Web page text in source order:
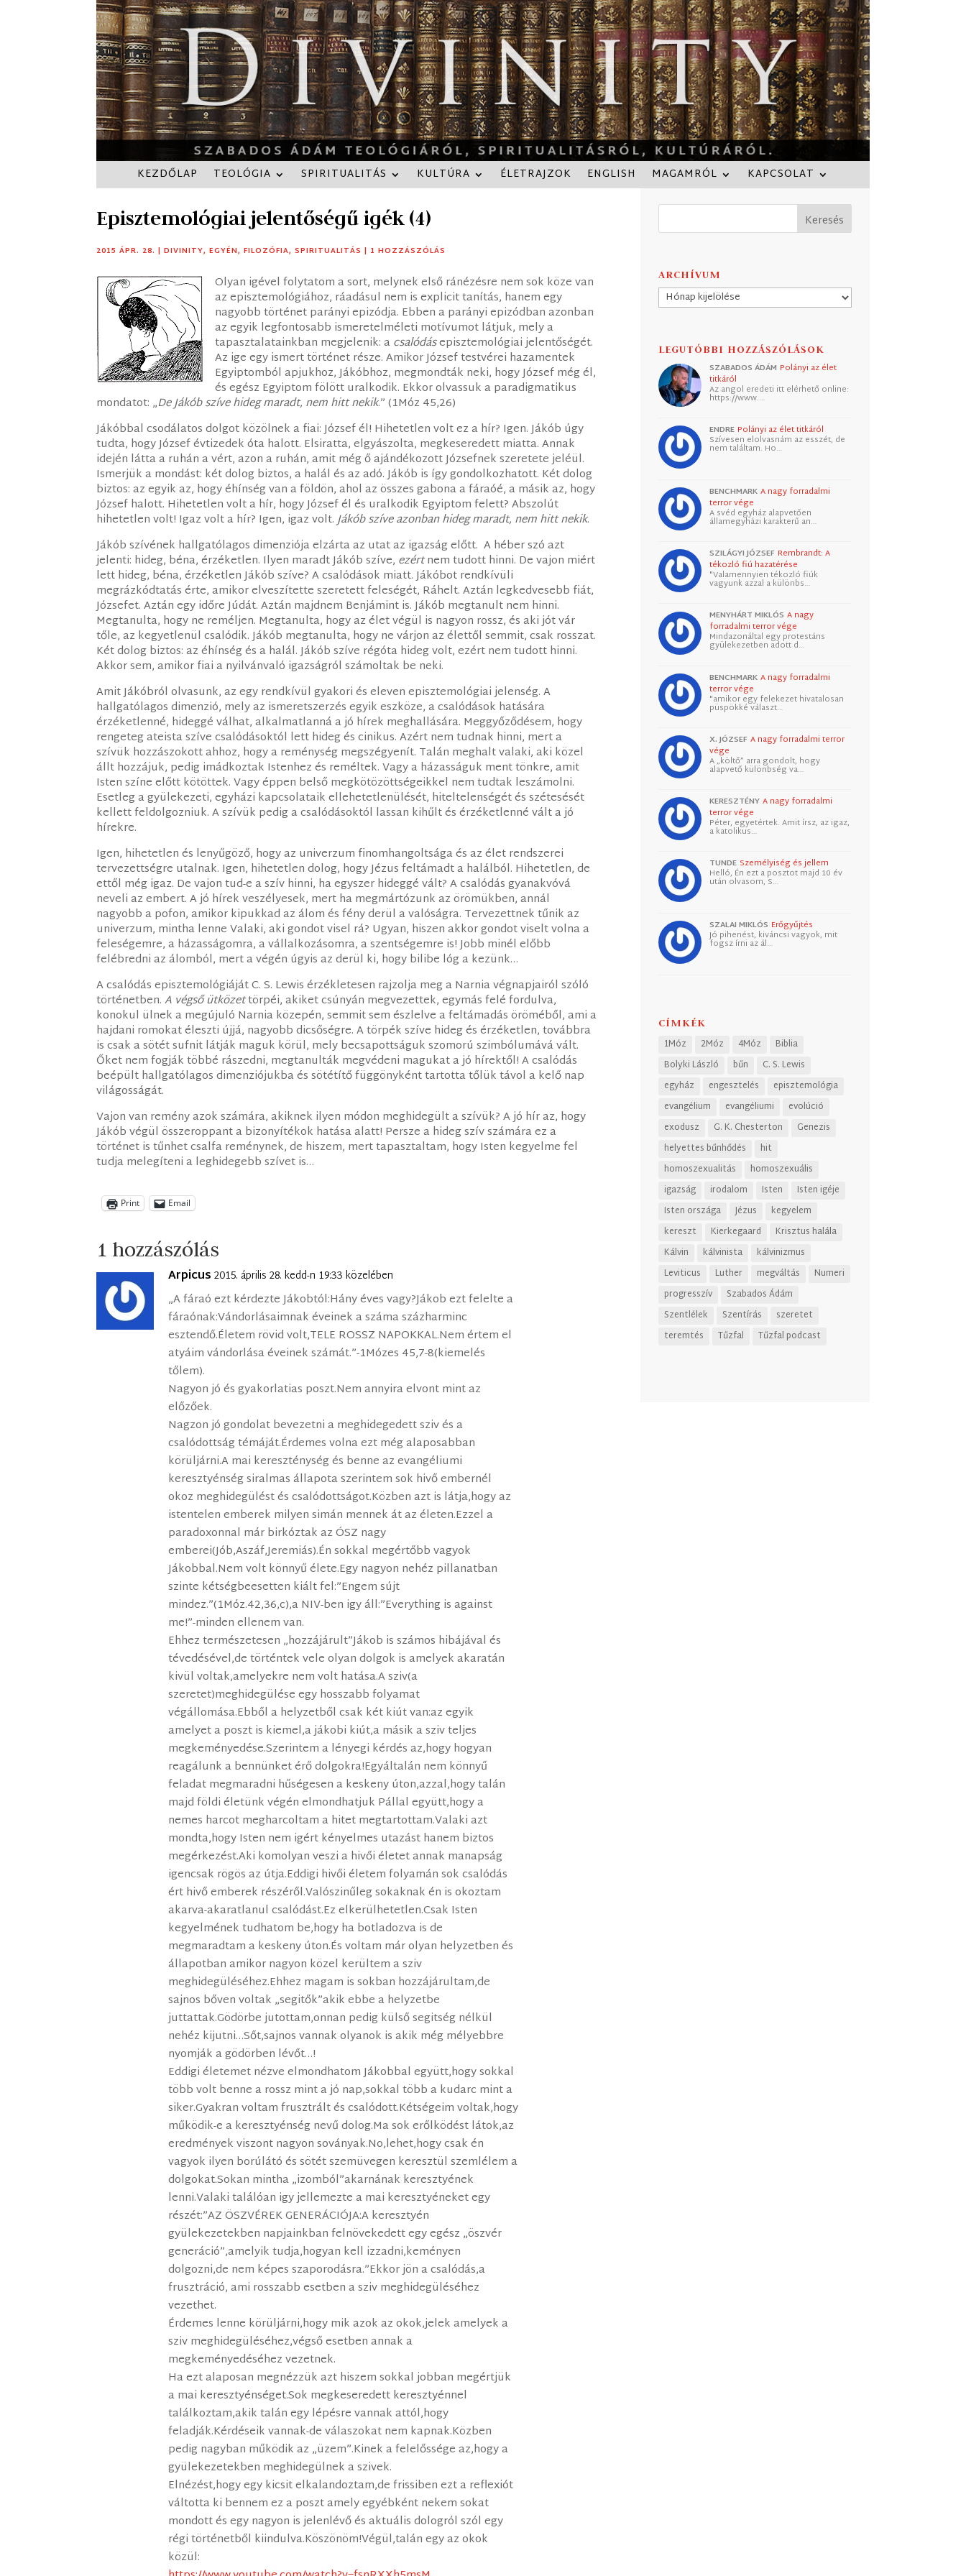
KEZDŐLAP TEOLÓGIA SPIRITUALITÁS KULTÚRA ÉLETRAJZOK ENGLISH MAGAMRÓL KAPCSOLAT
Episztemológiai jelentőségű igék (4)
2015 ÁPR. 28. |DIVINITY,EGYÉN,FILOZÓFIA,SPIRITUALITÁS | 1 HOZZÁSZÓLÁS
Olyan igével folytatom a sort, melynek első ránézésre nem sok köze van
az episztemológiához, ráadásul nem is explicit tanítás, hanem egy
nagyobb történet parányi epizódja. Ebben a parányi epizódban azonban
az egyik legfontosabb ismeretelméleti motívumot látjuk, mely a
tapasztalatainkban megjelenik: acsalódásepisztemológiai jelentőségét.
Az ige egy ismert történet része. Amikor József testvérei hazamentek
Egyiptomból apjukhoz, Jákóbhoz, megmondták neki, hogy József még él,
és egész Egyiptom fölött uralkodik. Ekkor olvassuk a paradigmatikus
mondatot: „De Jákób szíve hideg maradt, nem hitt nekik.” (1Móz 45,26)
Jákóbbal csodálatos dolgot közölnek a fiai: József él! Hihetetlen volt ez a hír? Igen. Jákób úgy
tudta, hogy József évtizedek óta halott. Elsiratta, elgyászolta, megkeseredett miatta. Annak
idején látta a ruhán a vért, azon a ruhán, amit még ő ajándékozott Józsefnek szeretete jeléül.
Ismerjük a mondást: két dolog biztos, a halál és az adó. Jákób is így gondolkozhatott. Két dolog
biztos: az egyik az, hogy éhínség van a földön, ahol az összes gabona a fáraóé, a másik az, hogy
József halott. Hihetetlen volt a hír, hogy József él és uralkodik Egyiptom felett? Abszolút
hihetetlen volt! Igaz volt a hír? Igen, igaz volt.Jákób szíve azonban hideg maradt, nem hitt nekik.
Jákób szívének hallgatólagos dimenziója elzárta az utat az igazság előtt. A héber szó azt
jelenti: hideg, béna, érzéketlen. Ilyen maradt Jákób szíve, ezértnem tudott hinni. De vajon miért
lett hideg, béna, érzéketlen Jákób szíve? A csalódások miatt. Jákóbot rendkívüli
megrázkódtatás érte, amikor elveszítette szeretett feleségét, Ráhelt. Aztán legkedvesebb fiát,
Józsefet. Aztán egy időre Júdát. Aztán majdnem Benjámint is. Jákób megtanult nem hinni.
Megtanulta, hogy ne reméljen. Megtanulta, hogy az élet végül is nagyon rossz, és aki jót vár
tőle, az kegyetlenül csalódik. Jákób megtanulta, hogy ne várjon az élettől semmit, csak rosszat.
Két dolog biztos: az éhínség és a halál. Jákób szíve régóta hideg volt, ezért nem tudott hinni.
Akkor sem, amikor fiai a nyilvánvaló igazságról számoltak be neki.
Amit Jákóbról olvasunk, az egy rendkívül gyakori és eleven episztemológiai jelenség. A
hallgatólagos dimenzió, mely az ismeretszerzés egyik eszköze, a csalódások hatására
érzéketlenné, hideggé válhat, alkalmatlanná a jó hírek meghallására. Meggyőződésem, hogy
rengeteg ateista szíve csalódásoktól lett hideg és cinikus. Azért nem tudnak hinni, mert a
szívük hozzászokott ahhoz, hogy a reménység megszégyenít. Talán meghalt valaki, aki közel
állt hozzájuk, pedig imádkoztak Istenhez és reméltek. Vagy a házasságuk ment tönkre, amit
Isten színe előtt kötöttek. Vagy éppen belső megkötözöttségeikkel nem tudtak leszámolni.
Esetleg a gyülekezeti, egyházi kapcsolataik ellehetetlenülését, hiteltelenségét és szétesését
kellett feldolgozniuk. A szívük pedig a csalódásoktól lassan kihűlt és érzéketlenné vált a jó
hírekre.
Igen, hihetetlen és lenyűgöző, hogy az univerzum finomhangoltsága és az élet rendszerei
tervezettségre utalnak. Igen, hihetetlen dolog, hogy Jézus feltámadt a halálból. Hihetetlen, de
ettől még igaz. De vajon tud-e a szív hinni, ha egyszer hideggé vált? A csalódás gyanakvóvá
neveli az embert. A jó hírek veszélyesek, mert ha megmártózunk az örömükben, annál
nagyobb a pofon, amikor kipukkad az álom és fény derül a valóságra. Tervezettnek tűnik az
univerzum, mintha lenne Valaki, aki gondot visel rá? Ugyan, hiszen akkor gondot viselt volna a
feleségemre, a házasságomra, a vállalkozásomra, a szentségemre is! Jobb minél előbb
felébredni az álomból, mert a végén úgyis az derül ki, hogy bilibe lóg a kezünk…
A csalódás episztemológiáját C. S. Lewis érzékletesen rajzolja meg a Narnia végnapjairól szóló
történetben.A végső ütközettörpéi, akiket csúnyán megvezettek, egymás felé fordulva,
konokul ülnek a megújuló Narnia közepén, semmit sem észlelve a feltámadás öröméből, ami a
hajdani romokat éleszti újjá, nagyobb dicsőségre. A törpék szíve hideg és érzéketlen, továbbra
is csak a sötét sufnit látják maguk körül, mely becsapottságuk szomorú szimbólumává vált.
Őket nem fogják többé rászedni, megtanulták megvédeni magukat a jó hírektől! A csalódás
beépült hallgatólagos dimenziójukba és sötétítő függönyként tartotta tőlük távol a kelő nap
világosságát.
Vajon van remény azok számára, akiknek ilyen módon meghidegült a szívük? A jó hír az, hogy
Jákób végül összeroppant a bizonyítékok hatása alatt! Persze a hideg szív számára ez a
történet is tűnhet csalfa reménynek, de hiszem, mert tapasztaltam, hogy Isten kegyelme fel
tudja melegíteni a leghidegebb szívet is…
Print Email
1 hozzászólás
Arpicus 2015. április 28. kedd-n 19:33 közelében
„A fáraó ezt kérdezte Jákobtól:Hány éves vagy?Jákob ezt felelte a
fáraónak:Vándorlásaimnak éveinek a száma százharminc
esztendő.Életem rövid volt,TELE ROSSZ NAPOKKAL.Nem értem el
atyáim vándorlása éveinek számát.”-1Mózes 45,7-8(kiemelés
tőlem).
Nagyon jó és gyakorlatias poszt.Nem annyira elvont mint az
előzőek.
Nagzon jó gondolat bevezetni a meghidegedett sziv és a
csalódottság témáját.Érdemes volna ezt még alaposabban
körüljárni.A mai kereszténység és benne az evangéliumi
keresztyénség siralmas állapota szerintem sok hivő embernél
okoz meghidegülést és csalódottságot.Közben azt is látja,hogy az
istentelen emberek milyen simán mennek át az életen.Ezzel a
paradoxonnal már birkóztak az ÓSZ nagy
emberei(Jób,Aszáf,Jeremiás).Én sokkal megértőbb vagyok
Jákobbal.Nem volt könnyű élete.Egy nagyon nehéz pillanatban
szinte kétségbeesetten kiált fel:”Engem sújt
mindez.”(1Móz.42,36,c),a NIV-ben igy áll:”Everything is against
me!”-minden ellenem van.
Ehhez természetesen „hozzájárult”Jákob is számos hibájával és
tévedésével,de történtek vele olyan dolgok is amelyek akaratán
kivül voltak,amelyekre nem volt hatása.A sziv(a
szeretet)meghidegülése egy hosszabb folyamat
végállomása.Ebből a helyzetből csak két kiút van:az egyik
amelyet a poszt is kiemel,a jákobi kiút,a másik a sziv teljes
megkeményedése.Szerintem a lényegi kérdés az,hogy hogyan
reagálunk a bennünket érő dolgokra!Egyáltalán nem könnyű
feladat megmaradni hűségesen a keskeny úton,azzal,hogy talán
majd földi életünk végén elmondhatjuk Pállal együtt,hogy a
nemes harcot megharcoltam a hitet megtartottam.Valaki azt
mondta,hogy Isten nem igért kényelmes utazást hanem biztos
megérkezést.Aki komolyan veszi a hivői életet annak manapság
igencsak rögös az útja.Eddigi hivői életem folyamán sok csalódás
ért hivő emberek részéről.Valószinűleg sokaknak én is okoztam
akarva-akaratlanul csalódást.Ez elkerülhetetlen.Csak Isten
kegyelmének tudhatom be,hogy ha botladozva is de
megmaradtam a keskeny úton.És voltam már olyan helyzetben és
állapotban amikor nagyon közel kerültem a sziv
meghidegüléséhez.Ehhez magam is sokban hozzájárultam,de
sajnos bőven voltak „segitők”akik ebbe a helyzetbe
juttattak.Gödörbe jutottam,onnan pedig külső segitség nélkül
nehéz kijutni…Sőt,sajnos vannak olyanok is akik még mélyebbre
nyomják a gödörben lévőt…!
Eddigi életemet nézve elmondhatom Jákobbal együtt,hogy sokkal
több volt benne a rossz mint a jó nap,sokkal több a kudarc mint a
siker.Gyakran voltam frusztrált és csalódott.Kétségeim voltak,hogy
működik-e a keresztyénség nevű dolog.Ma sok erőlködést látok,az
eredmények viszont nagyon soványak.No,lehet,hogy csak én
vagyok ilyen borúlátó és sötét szemüvegen keresztül szemlélem a
dolgokat.Sokan mintha „izomból”akarnának keresztyének
lenni.Valaki találóan igy jellemezte a mai keresztyéneket egy
részét:”AZ ÖSZVÉREK GENERÁCIÓJA:A keresztyén
gyülekezetekben napjainkban felnövekedett egy egész „öszvér
generáció”,amelyik tudja,hogyan kell izzadni,keményen
dolgozni,de nem képes szaporodásra.”Ekkor jön a csalódás,a
frusztráció, ami rosszabb esetben a sziv meghidegüléséhez
vezethet.
Érdemes lenne körüljárni,hogy mik azok az okok,jelek amelyek a
sziv meghidegüléséhez,végső esetben annak a
megkeményedéséhez vezetnek.
Ha ezt alaposan megnézzük azt hiszem sokkal jobban megértjük
a mai keresztyénséget.Sok megkeseredett keresztyénnel
találkoztam,akik talán egy lépésre vannak attól,hogy
feladják.Kérdéseik vannak-de válaszokat nem kapnak.Közben
pedig nagyban működik az „üzem”.Kinek a felelőssége az,hogy a
gyülekezetekben meghidegülnek a szivek.
Elnézést,hogy egy kicsit elkalandoztam,de frissiben ezt a reflexiót
váltotta ki bennem ez a poszt amely egyébként nekem sokat
mondott és egy nagyon is jelenlévő és aktuális dologról szól egy
régi történetből kiindulva.Köszönöm!Végül,talán egy az okok
közül:
ARCHÍVUM
Archívum
LEGUTÓBBI HOZZÁSZÓLÁSOK
SZABADOS ÁDÁM Polányi az élet
titkáról
Az angol eredeti itt elérhető online:
https://www.…
ENDRE Polányi az élet titkáról
Szívesen elolvasnám az esszét, de
nem találtam. Ho…
BENCHMARK A nagy forradalmi
terror vége
A svéd egyház alapvetően
államegyházi karakterű an…
SZILÁGYI JÓZSEF Rembrandt: A
tékozló fiú hazatérése
"Valamennyien tékozló fiúk
vagyunk azzal a különbs…
MENYHÁRT MIKLÓS A nagy
forradalmi terror vége
Mindazonáltal egy protestáns
gyülekezetben adott d…
BENCHMARK A nagy forradalmi
terror vége
"amikor egy felekezet hivatalosan
püspökké választ…
X. JÓZSEF A nagy forradalmi terror
vége
A „költő” arra gondolt, hogy
alapvető különbség va…
KERESZTÉNY A nagy forradalmi
terror vége
Péter, egyetértek. Amit írsz, az igaz,
a katolikus…
TUNDE Személyiség és jellem
Helló, Én ezt a posztot majd 10 év
után olvasom, S…
SZALAI MIKLÓS Erőgyűjtés
Jó pihenést, kiváncsi vagyok, mit
fogsz írni az ál…
CÍMKÉK
1Móz 2Móz 4Móz
Biblia
Bolyki László
bűn
C. S. Lewis
egyház
engesztelés
episztemológia
evangélium
evangéliumi
evolúció
exodusz
G. K. Chesterton
Genezis
helyettes bűnhődés
hit
homoszexualitás
homoszexuális
igazság
irodalom Isten
Isten igéje
Isten országa
Jézus
kegyelem
kereszt
Kierkegaard
Krisztus halála
Kálvin
kálvinista
kálvinizmus
Leviticus
Luther megváltás
Numeri
progresszív
Szabados Ádám
Szentlélek
Szentírás
szeretet
teremtés
Tűzfal Tűzfal podcast